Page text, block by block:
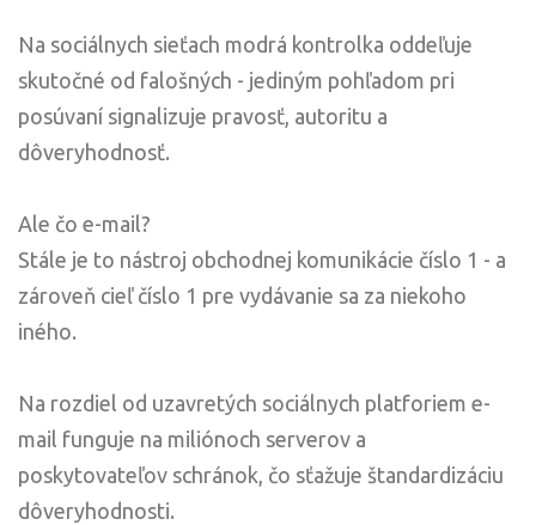
Na sociálnych sieťach modrá kontrolka oddeľuje
skutočné od falošných - jediným pohľadom pri
posúvaní signalizuje pravosť, autoritu a
dôveryhodnosť.
Ale čo e-mail?
Stále je to nástroj obchodnej komunikácie číslo 1 - a
zároveň cieľ číslo 1 pre vydávanie sa za niekoho
iného.
Na rozdiel od uzavretých sociálnych platforiem e-
mail funguje na miliónoch serverov a
poskytovateľov schránok, čo sťažuje štandardizáciu
dôveryhodnosti.